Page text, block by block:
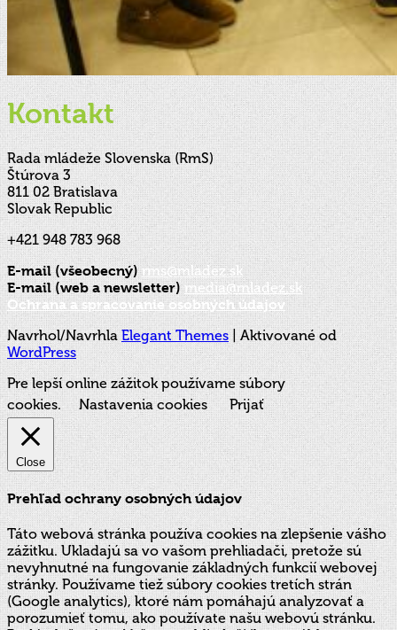
Kontakt
Rada mládeže Slovenska (RmS)
Štúrova 3
811 02 Bratislava
Slovak Republic
+421 948 783 968
E-mail (všeobecný)rms@mladez.sk
E-mail (web a newsletter) media@mladez.sk
Ochrana a spracovanie osobných údajov
Navrhol/NavrhlaElegant Themes| Aktivované od
WordPress
Pre lepší online zážitok používame súbory
cookies.
Nastavenia cookies Prijať
Close
Prehľad ochrany osobných údajov
Táto webová stránka používa cookies na zlepšenie vášho
zážitku. Ukladajú sa vo vašom prehliadači, pretože sú
nevyhnutné na fungovanie základných funkcií webovej
stránky. Používame tiež súbory cookies tretích strán
(Google analytics), ktoré nám pomáhajú analyzovať a
porozumieť tomu, ako používate našu webovú stránku.